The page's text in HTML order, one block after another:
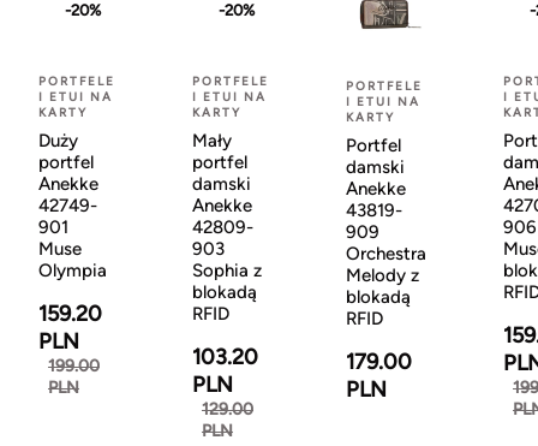
-20%
PORTFELE
I ETUI NA
KARTY
Duży
portfel
Anekke
42749-
901
Muse
Olympia
159.20
PLN
199.00
PLN
-20%
PORTFELE
I ETUI NA
KARTY
Mały
portfel
damski
Anekke
42809-
903
Sophia z
blokadą
RFID
103.20
PLN
129.00
PLN
PORTFELE
I ETUI NA
KARTY
Portfel
damski
Anekke
43819-
909
Orchestra
Melody z
blokadą
RFID
179.00
PLN
-
I
906